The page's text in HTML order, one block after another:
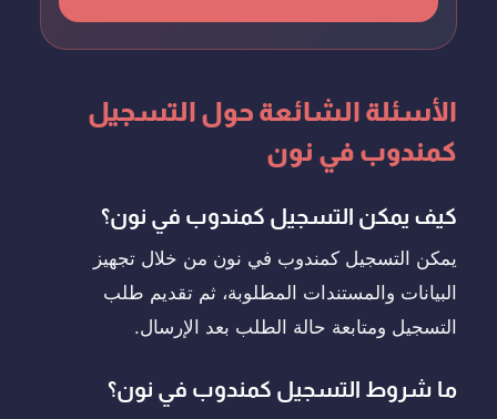
الأسئلة الشائعة حول التسجيل
كمندوب في نون
كيف يمكن التسجيل كمندوب في نون؟
يمكن التسجيل كمندوب في نون من خلال تجهيز
البيانات والمستندات المطلوبة، ثم تقديم طلب
التسجيل ومتابعة حالة الطلب بعد الإرسال.
ما شروط التسجيل كمندوب في نون؟